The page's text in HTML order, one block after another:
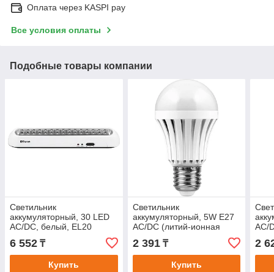
Оплата через KASPI pay
Все условия оплаты
Подобные товары компании
Светильник
аккумуляторный, 30 LED
AC/DC, белый, EL20
6 552 ₸
Купить
Светильник
аккумуляторный, 5W Е27
AC/DC (литий-ионная
батарея), белый, EL116
2 391₸
Купить
AC/
2